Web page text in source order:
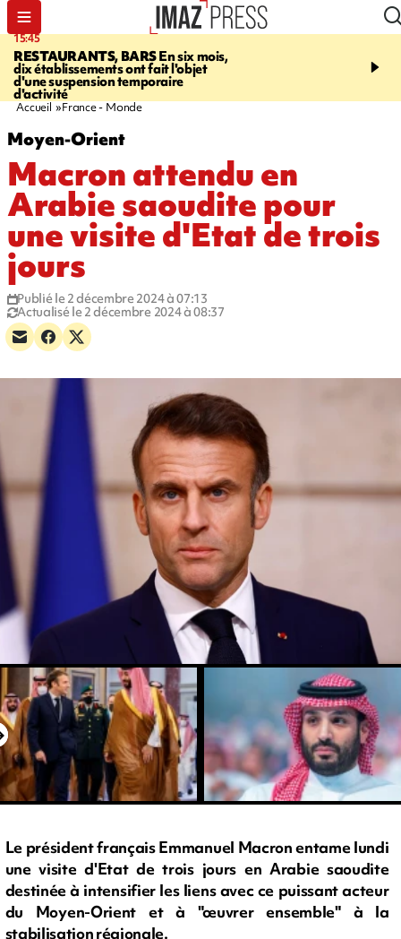
15:45
RESTAURANTS, BARSEn six mois,
dix établissements ont fait l'objet
d'une suspension temporaire
d'activité
17:17
Angeles, un homme vit
Accueil France - Monde
Moyen-Orient
Macron attendu en
Arabie saoudite pour
une visite d'Etat de trois
jours
Publié le 2 décembre 2024 à 07:13
Actualisé le 2 décembre 2024 à 08:37
Le président français Emmanuel Macron entame lundi
une visite d'Etat de trois jours en Arabie saoudite
destinée à intensifier les liens avec ce puissant acteur
du Moyen-Orient et à "œuvrer ensemble" à la
stabilisation régionale.